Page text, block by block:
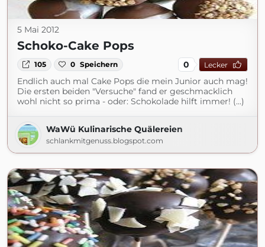
5 Mai 2012
Schoko-Cake Pops
105 0 Speichern 0 Lecker
Endlich auch mal Cake Pops die mein Junior auch mag!
Die ersten beiden "Versuche" fand er geschmacklich
wohl nicht so prima - oder: Schokolade hilft immer! (...)
WaWü Kulinarische Quälereien
schlankmitgenuss.blogspot.com